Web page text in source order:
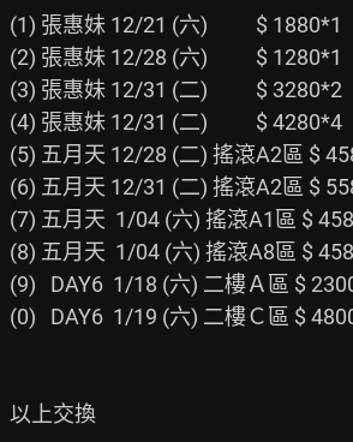
(1) 張惠妹 12/21 (六)          $ 1880*1
(2) 張惠妹 12/28 (六)          $ 1280*1
(3) 張惠妹 12/31 (二)          $ 3280*2
(4) 張惠妹 12/31 (二)          $ 4280*4
(5) 五月天 12/28 (二) 搖滾A2區 $
(6) 五月天 12/31 (二) 搖滾A2區 $
(7) 五月天  1/04 (六) 搖滾A1區 $
(8) 五月天  1/04 (六) 搖滾A8區 $
(9)   DAY6  1/18 (六) 二樓Ａ區 $
(0)   DAY6  1/19 (六) 二樓Ｃ區 $
以上交換